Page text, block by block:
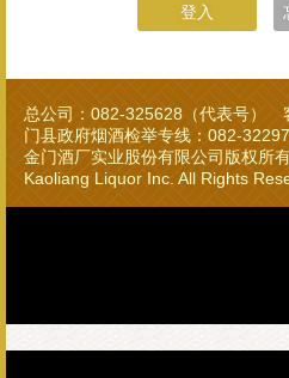
总公司：082-325628（代表号）
门县政府烟酒检举专线：082-
金门酒厂实业股份有限公司版权
Kaoliang Liquor Inc. All Rights